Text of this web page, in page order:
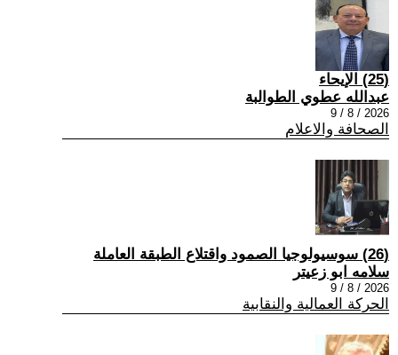
(25) الإيحاء
عبدالله عطوي الطوالبة
2026 / 8 / 9
الصحافة والاعلام
(26) سوسيولوجيا الصمود واقتلاع الطبقة العاملة
سلامه ابو زعيتر
2026 / 8 / 9
الحركة العمالية والنقابية